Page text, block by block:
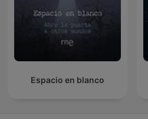
Espacio en blanco